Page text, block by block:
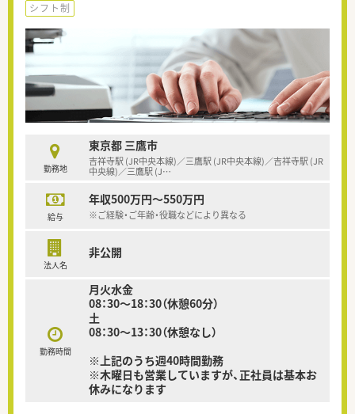
シフト制
勤務地
東京都 三鷹市
吉祥寺駅 (JR中央本線)／三鷹駅 (JR中央本線)／吉祥寺駅 (JR
中央線)／三鷹駅 (J…
給与
年収500万円～550万円
※ご経験・ご年齢・役職などにより異なる
法人名
非公開
勤務時間
月火水金
08：30～18：30（休憩60分）
土
08：30～13：30（休憩なし）
※上記のうち週40時間勤務
※木曜日も営業していますが、正社員は基本お
休みになります